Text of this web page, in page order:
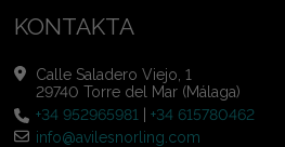
KONTAKTA
Calle Saladero Viejo, 1
29740 Torre del Mar (Málaga)
+34 952965981
|+34 615780462
info@avilesnorling.com